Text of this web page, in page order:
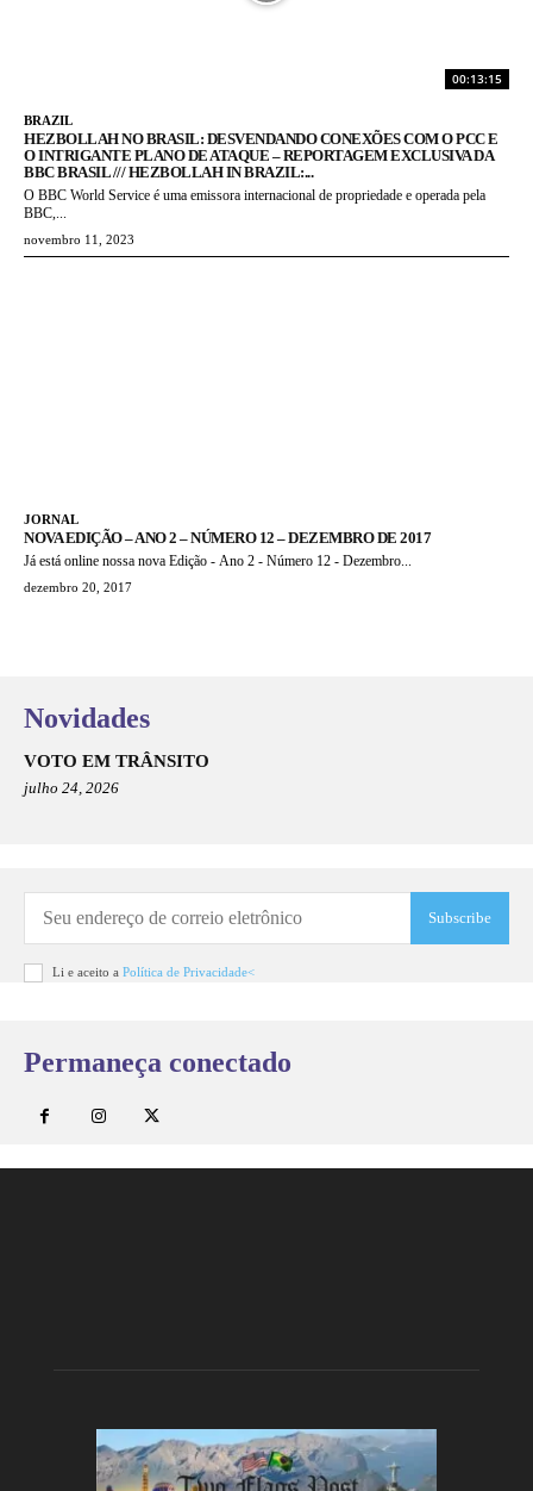
00:13:15
BRAZIL
HEZBOLLAH NO BRASIL: DESVENDANDO CONEXÕES COM O PCC E
O INTRIGANTE PLANO DE ATAQUE – REPORTAGEM EXCLUSIVA DA
BBC BRASIL /// HEZBOLLAH IN BRAZIL:...
O BBC World Service é uma emissora internacional de propriedade e operada pela
BBC,...
novembro 11, 2023
JORNAL
NOVA EDIÇÃO – ANO 2 – NÚMERO 12 – DEZEMBRO DE 2017
Já está online nossa nova Edição - Ano 2 - Número 12 - Dezembro...
dezembro 20, 2017
Novidades
VOTO EM TRÂNSITO
julho 24, 2026
Subscribe
Li e aceito a Política de Privacidade<
Permaneça conectado